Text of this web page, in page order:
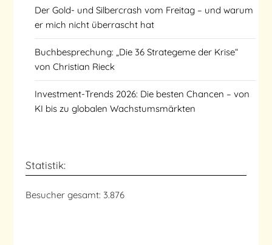
Der Gold- und Silbercrash vom Freitag – und warum
er mich nicht überrascht hat
Buchbesprechung: „Die 36 Strategeme der Krise“
von Christian Rieck
Investment-Trends 2026: Die besten Chancen – von
KI bis zu globalen Wachstumsmärkten
Statistik:
Besucher gesamt: 3.876